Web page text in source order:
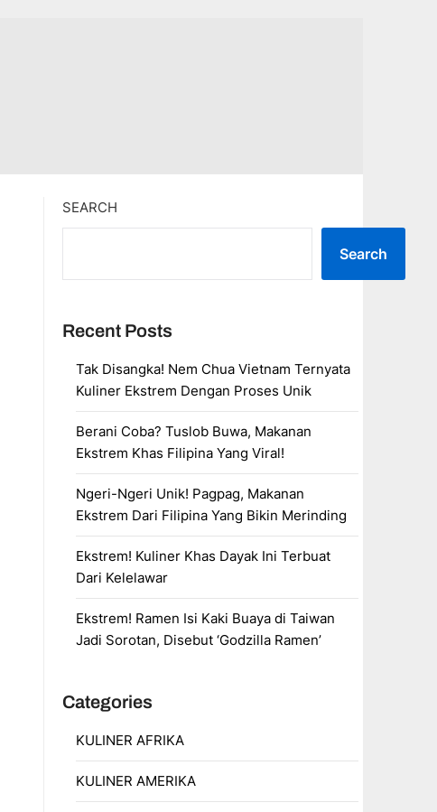
SEARCH
Search
Recent Posts
Tak Disangka! Nem Chua Vietnam Ternyata
Kuliner Ekstrem Dengan Proses Unik
Berani Coba? Tuslob Buwa, Makanan
Ekstrem Khas Filipina Yang Viral!
Ngeri-Ngeri Unik! Pagpag, Makanan
Ekstrem Dari Filipina Yang Bikin Merinding
Ekstrem! Kuliner Khas Dayak Ini Terbuat
Dari Kelelawar
Ekstrem! Ramen Isi Kaki Buaya di Taiwan
Jadi Sorotan, Disebut ‘Godzilla Ramen’
Categories
KULINER AFRIKA
KULINER AMERIKA